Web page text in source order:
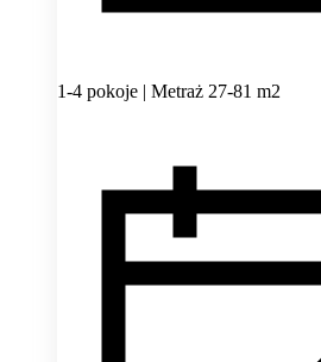
1-4 pokoje | Metraż 27-81 m2